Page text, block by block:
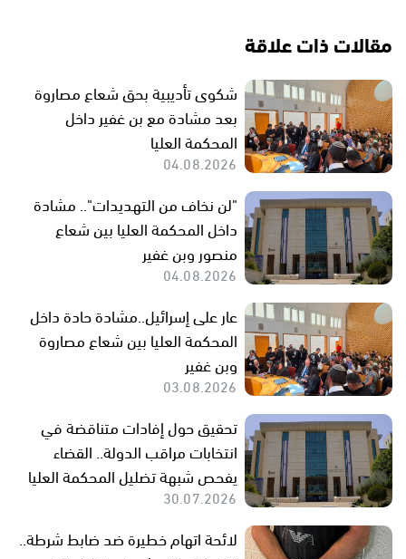
مقالات ذات علاقة
شكوى تأديبية بحق شعاع مصاروة
بعد مشادة مع بن غفير داخل
المحكمة العليا
04.08.2026
"لن نخاف من التهديدات".. مشادة
داخل المحكمة العليا بين شعاع
منصور وبن غفير
04.08.2026
عار على إسرائيل..مشادة حادة داخل
المحكمة العليا بين شعاع مصاروة
وبن غفير
03.08.2026
تحقيق حول إفادات متناقضة في
انتخابات مراقب الدولة.. القضاء
يفحص شبهة تضليل المحكمة العليا
30.07.2026
لائحة اتهام خطيرة ضد ضابط شرطة..